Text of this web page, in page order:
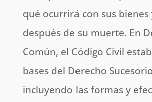
qué ocurrirá con sus bienes
después de su muerte. En
Común, el Código Civil
bases del Derecho
incluyendo las formas y